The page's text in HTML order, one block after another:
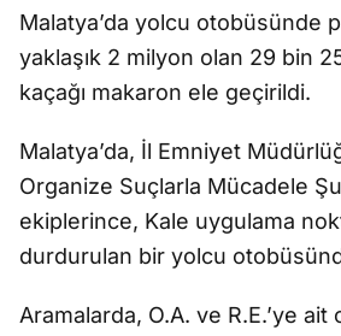
Malatya’da yolcu otobüsünde
yaklaşık 2 milyon olan 29 bin
kaçağı makaron ele geçirildi.
Malatya’da, İl Emniyet
Organize Suçlarla Mücadele
ekiplerince, Kale uygulama
durdurulan bir yolcu
Aramalarda, O.A. ve R.E.’ye